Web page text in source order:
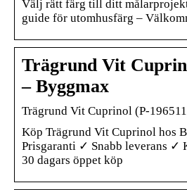
Välj rätt färg till ditt
guide för utomhusfärg –
Trägrund Vit
– Byggmax
Trägrund Vit Cuprinol (P-
Köp Trägrund Vit Cuprinol hos
Prisgaranti ✓ Snabb leverans ✓
30 dagars öppet köp